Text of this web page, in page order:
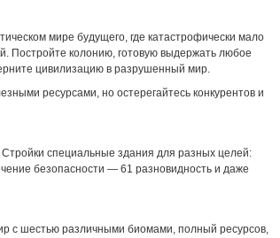
мире будущего, где катастрофически мало
Постройте колонию, готовую выдержать любое
цивилизацию в разрушенный мир.
ресурсами, но остерегайтесь конкурентов и
специальные здания для разных целей:
безопасности — 61 разновидность и даже
с шестью различными биомами, полный ресурсов,